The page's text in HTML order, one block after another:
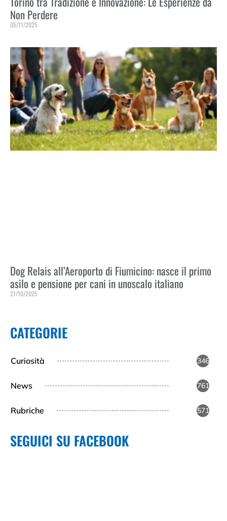
Non Perdere
05/11/2025
Dog Relais all’Aeroporto di Fiumicino: nasce il primo
asilo e pensione per cani in unoscalo italiano
21/10/2025
CATEGORIE
Curiosità 346
News 761
Rubriche 571
SEGUICI SU FACEBOOK